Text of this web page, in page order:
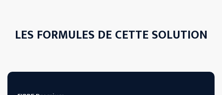
LES FORMULES DE CETTE SOLUTION